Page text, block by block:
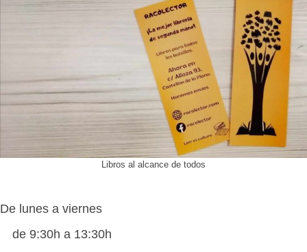
Libros al alcance de todos
De lunes a viernes
de 9:30h a 13:30h